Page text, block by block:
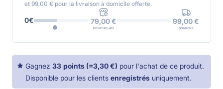
et 99,00 € pour la livraison à domicile offerte.
0€ 79,00 €
POINT RELAIS
99,00 €
DOMICILE
Gagnez 33 points (=3,30 €) pour l'achat de ce produit.
Disponible pour les clients enregistrés uniquement.